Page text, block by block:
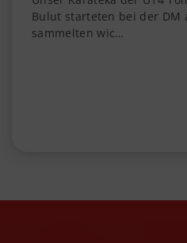
Bulut starteten bei der DM
sammelten wic…